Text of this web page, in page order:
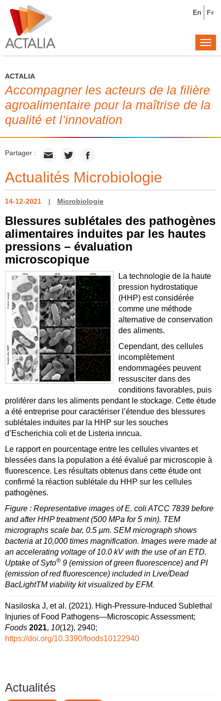
Fr
En
ACTALIA
Accompagner les acteurs de la filière
agroalimentaire pour la maîtrise de la
qualité et l’innovation
Partager :
Actualités Microbiologie
14-12-2021 Microbiologie
Blessures sublétales des pathogènes
alimentaires induites par les hautes
pressions – évaluation
microscopique
La technologie de la haute
pression hydrostatique
(HHP) est considérée
comme une méthode
alternative de conservation
des aliments.
Cependant, des cellules
incomplètement
endommagées peuvent
ressusciter dans des
conditions favorables, puis
proliférer dans les aliments pendant le stockage. Cette étude
a été entreprise pour caractériser l’étendue des blessures
sublétales induites par la HHP sur les souches
d’Escherichia coli et de Listeria inncua.
Le rapport en pourcentage entre les cellules vivantes et
blessées dans la population a été évalué par microscopie à
fluorescence. Les résultats obtenus dans cette étude ont
confirmé la réaction sublétale du HHP sur les cellules
pathogènes.
Figure : Representative images of E. coli ATCC 7839 before
and after HHP treatment (500 MPa for 5 min). TEM
micrographs scale bar, 0.5 µm. SEM micrograph shows
bacteria at 10,000 times magnification. Images were made at
an accelerating voltage of 10.0 kV with the use of an ETD.
Uptake of Syto® 9 (emission of green fluorescence) and PI
(emission of red fluorescence) included in Live/Dead
BacLightTM viability kit visualized by EFM.
Nasiloska J, et al. (2021). High-Pressure-Induced Sublethal
Injuries of Food Pathogens—Microscopic Assessment;
Foods 2021, 10(12), 2940;
https://doi.org/10.3390/foods10122940
Actualités